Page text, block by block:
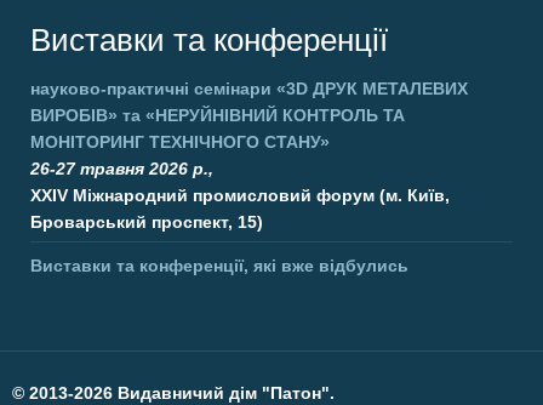
Виставки та конференції
науково-практичні семінари «3D ДРУК МЕТАЛЕВИХ
ВИРОБІВ» та «НЕРУЙНІВНИЙ КОНТРОЛЬ ТА
МОНІТОРИНГ ТЕХНІЧНОГО СТАНУ»
26-27 травня 2026 р.,
XXIV Міжнародний промисловий форум (м. Київ,
Броварський проспект, 15)
Виставки та конференції, які вже відбулись
© 2013-2026 Видавничий дім "Патон".